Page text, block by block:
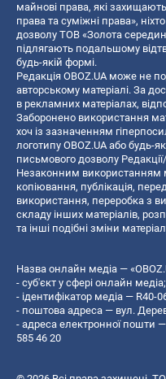
майнові права, які
права та суміжні права»,
дозволу ТОВ «Золота
підлягають подальшому
будь-якій формі.
Редакція OBOZ.UA може не
авторському матеріалі. За
в рекламних матеріалах,
Заборонено використання
хоч із зазначенням
логотипу OBOZ.UA або будь-
письмового дозволу
Незаконним використанням
копiювання, публiкацiя,
використання, переробка з
складу інших матеріалів,
та інші подібні зміни
Назва онлайн медіа —
- суб'єкт у сфері онлайн медіа;
- ідентифікатор медіа — R40-
- поштова адреса — вул.
- адреса електронної пошти —
585 46 20